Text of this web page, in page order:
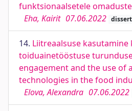
funktsionaalsetele
Eha, Kairit 07.06.2022
14. Liitreaalsuse kasutamine
toiduainetööstuse
engagement and the use of
technologies in the food
Elova, Alexandra 07.06.2022